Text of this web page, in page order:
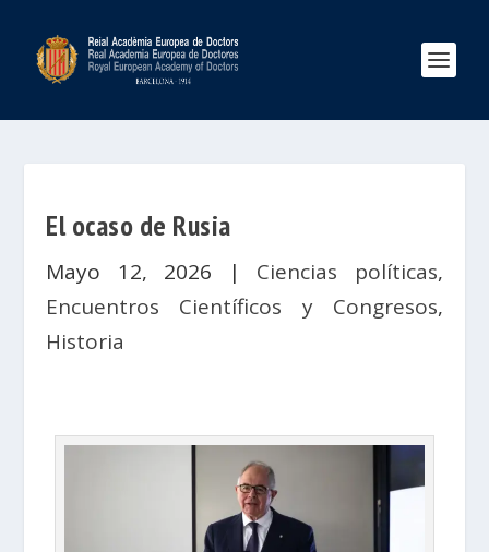
El ocaso de Rusia
Mayo 12, 2026 | Ciencias políticas,
Encuentros Científicos y Congresos,
Historia